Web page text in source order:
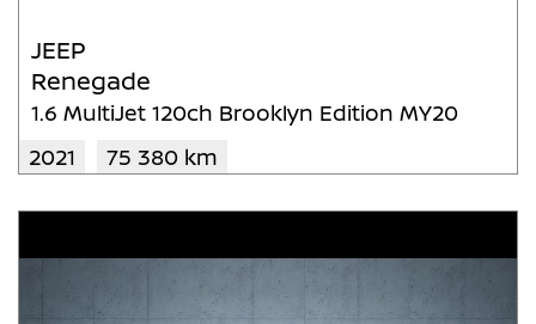
JEEP
Renegade
1.6 MultiJet 120ch Brooklyn Edition MY20
2021
75 380 km